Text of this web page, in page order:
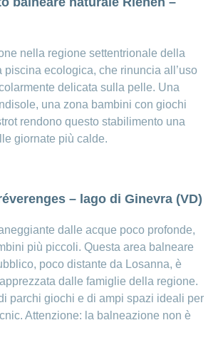
nella regione settentrionale della
piscina ecologica, che rinuncia all’uso
delicata sulla pelle. Una
una zona bambini con giochi
rendono questo stabilimento una
giornate più calde.
– lago di Ginevra (VD)
dalle acque poco profonde,
più piccoli. Questa area balneare
poco distante da Losanna, è
dalle famiglie della regione.
parchi giochi e di ampi spazi ideali per
Attenzione: la balneazione non è